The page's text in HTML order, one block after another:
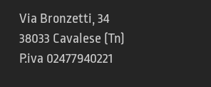
Via Bronzetti, 34
38033 Cavalese (Tn)
P.iva 02477940221